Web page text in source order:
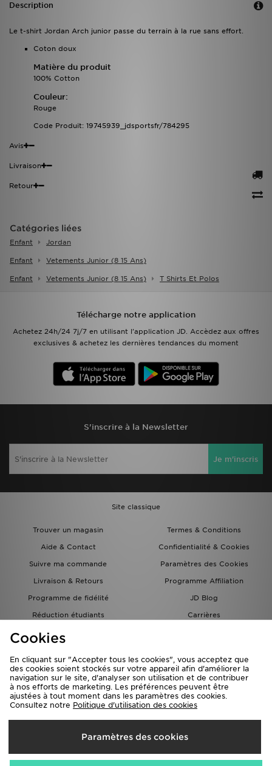
Description
Le t-shirt Jordan Arch junior passe du terrain à la rue sans effort.
Coton doux
Matière du produit
100% Cotton
Couleur:
Rouge
Code Produit: 19745939_jdsportsfr/784295
Avis
Livraison
Retour
Catégories liées
Enfant Jordan
Enfant Vetements Junior (8 15 Ans)
Enfant Vetements Junior (8 15 Ans) T Shirts Et Polos
Télécharge notre application
Achetez 24h/24 7j/7 en utilisant l'application JD. Accèdez aux offres
exclusives & achetez les dernières tendances du moment
S'inscrire à la Newsletter
Je m'inscris
Site classique
Trouver un magasin
Termes & Conditions
Aide & Contact
Confidentialité & Cookies
Suivre ma commande
Paramètres des Cookies
Livraison & Retours
Programme Affiliation
Programme de fidélité
JD Blog
Réduction étudiants
Carrières
Carte Cadeau
Livraison Vers
France
Cookies
En cliquant sur "Accepter tous les cookies", vous acceptez que
des cookies soient stockés sur votre appareil afin d'améliorer la
navigation sur le site, d'analyser son utilisation et de contribuer
à nos efforts de marketing. Les préférences peuvent être
ajustées à tout moment dans les paramètres des cookies.
Consultez notre Politique d'utilisation des cookies
Paramètres des cookies